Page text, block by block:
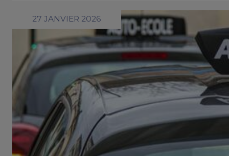
27 JANVIER 2026